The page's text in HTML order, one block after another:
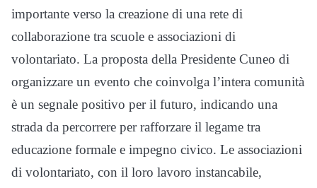
importante verso la creazione di una rete di
collaborazione tra scuole e associazioni di
volontariato. La proposta della Presidente Cuneo di
organizzare un evento che coinvolga l’intera comunità
è un segnale positivo per il futuro, indicando una
strada da percorrere per rafforzare il legame tra
educazione formale e impegno civico. Le associazioni
di volontariato, con il loro lavoro instancabile,